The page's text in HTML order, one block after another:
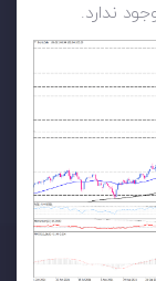
ندارد.